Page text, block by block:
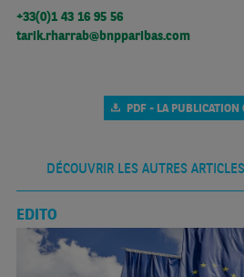
+33(0)1 43 16 95 56
tarik.rharrab@bnpparibas.com
PDF - LA PUBLICATION
DÉCOUVRIR LES AUTRES
EDITO